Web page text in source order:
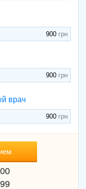
900
900
врач
900